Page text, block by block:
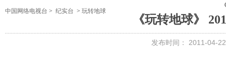
中国网络电视台 > 纪实台 > 玩转地球
《玩转地球》
发布时间： 2011-04-